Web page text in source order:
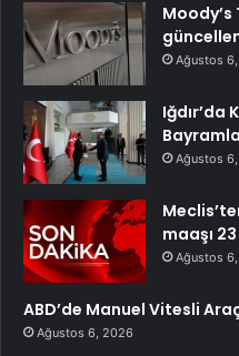
Ağustos
Iğdır’da
Ağustos
maaşı
Ağustos
ABD’de Manuel Vitesli
Ağustos 6, 2026